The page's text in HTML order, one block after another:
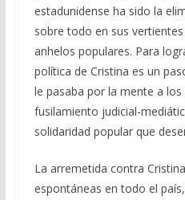
estadunidense ha sido la
sobre todo en sus
anhelos populares. Para
política de Cristina es un
le pasaba por la mente a los
fusilamiento judicial-
solidaridad popular que
La arremetida contra
espontáneas en todo el